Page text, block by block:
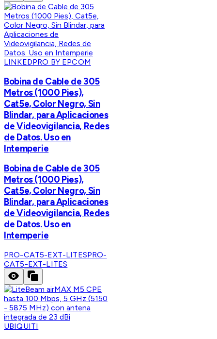
LINKEDPRO BY EPCOM
Bobina de Cable de 305
Metros (1000 Pies),
Cat5e, Color Negro, Sin
Blindar, para Aplicaciones
de Videovigilancia, Redes
de Datos. Uso en
Intemperie
Bobina de Cable de 305
Metros (1000 Pies),
Cat5e, Color Negro, Sin
Blindar, para Aplicaciones
de Videovigilancia, Redes
de Datos. Uso en
Intemperie
PRO-CAT5-EXT-LITESPRO-
CAT5-EXT-LITES
UBIQUITI